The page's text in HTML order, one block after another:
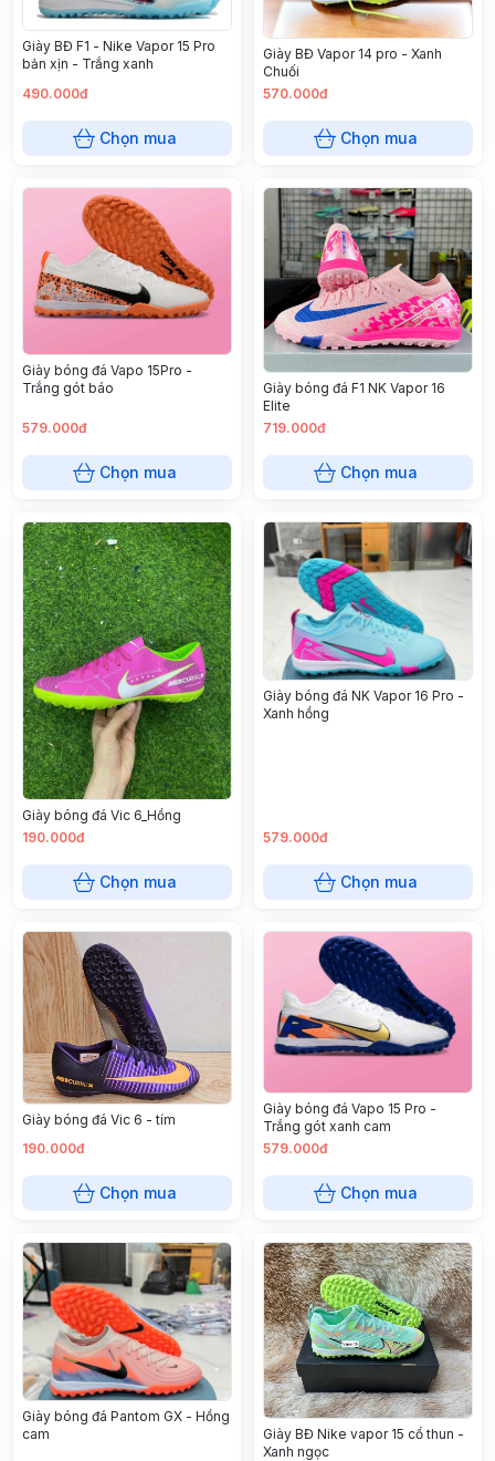
Giày BĐ F1 - Nike Vapor 15 Pro
bản xịn - Trắng xanh
490.000đ
Chọn mua
Giày BĐ Vapor 14 pro - Xanh
Chuối
570.000đ
Chọn mua
Giày bóng đá Vapo 15Pro -
Trắng gót báo
579.000đ
Chọn mua
Giày bóng đá F1 NK Vapor 16
Elite
719.000đ
Chọn mua
Giày bóng đá Vic 6_Hồng
190.000đ
Chọn mua
Giày bóng đá NK Vapor 16 Pro -
Xanh hồng
579.000đ
Chọn mua
Giày bóng đá Vic 6 - tím
190.000đ
Chọn mua
Giày bóng đá Vapo 15 Pro -
Trắng gót xanh cam
579.000đ
Chọn mua
Giày bóng đá Pantom GX - Hồng
cam
Giày BĐ Nike vapor 15 cổ thun -
Xanh ngọc